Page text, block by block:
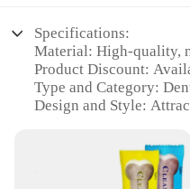
Specifications:
Material: High-quality,
Product Discount:
Type and Category:
Design and Style:
Typical Adaptive